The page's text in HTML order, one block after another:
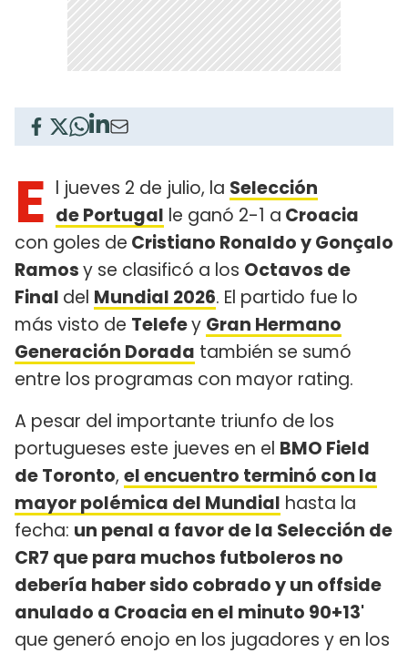
E l jueves 2 de julio, la Selección
de Portugal le ganó 2-1 a Croacia
con goles de Cristiano Ronaldo y Gonçalo
Ramosy se clasificó a los Octavos de
Final del Mundial 2026. El partido fue lo
más visto de Telefey Gran Hermano
Generación Dorada también se sumó
entre los programas con mayor rating.
A pesar del importante triunfo de los
portugueses este jueves en el BMO Field
de Toronto, el encuentro terminó con la
mayor polémica del Mundial hasta la
fecha: un penal a favor de la Selección de
CR7 que para muchos futboleros no
debería haber sido cobrado y un offside
anulado a Croacia en el minuto 90+13'
que generó enojo en los jugadores y en los